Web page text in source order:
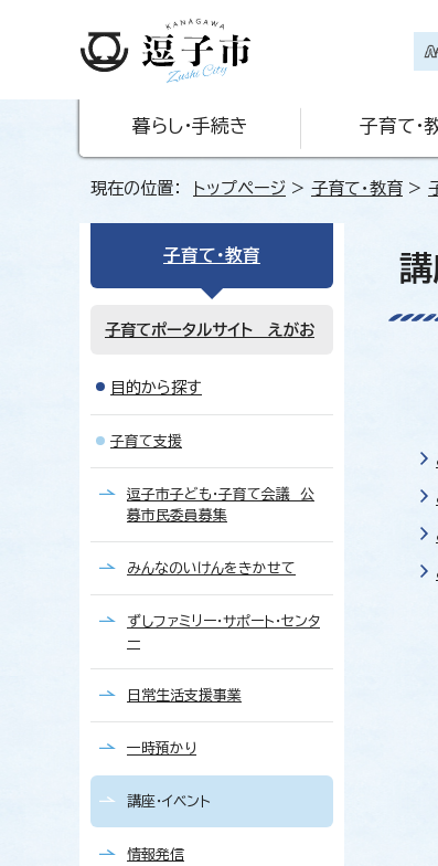
暮らし・手続き 子育て・
現在の位置： トップページ > 子育て・教育 >
講
子育て・教育
子育てポータルサイト えがお
目的から探す
子育て支援
逗子市子ども・子育て会議 公
募市民委員募集
みんなのいけんをきかせて
ずしファミリー・サポート・センタ
ー
日常生活支援事業
一時預かり
講座・イベント
情報発信